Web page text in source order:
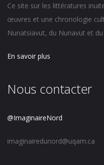
Ce site sur les littératures
œuvres et une chronologie
Nunatsiavut, du Nunavut et
En savoir plus
Nous contacter
@ImaginaireNord
imaginairedunord@uqam.ca